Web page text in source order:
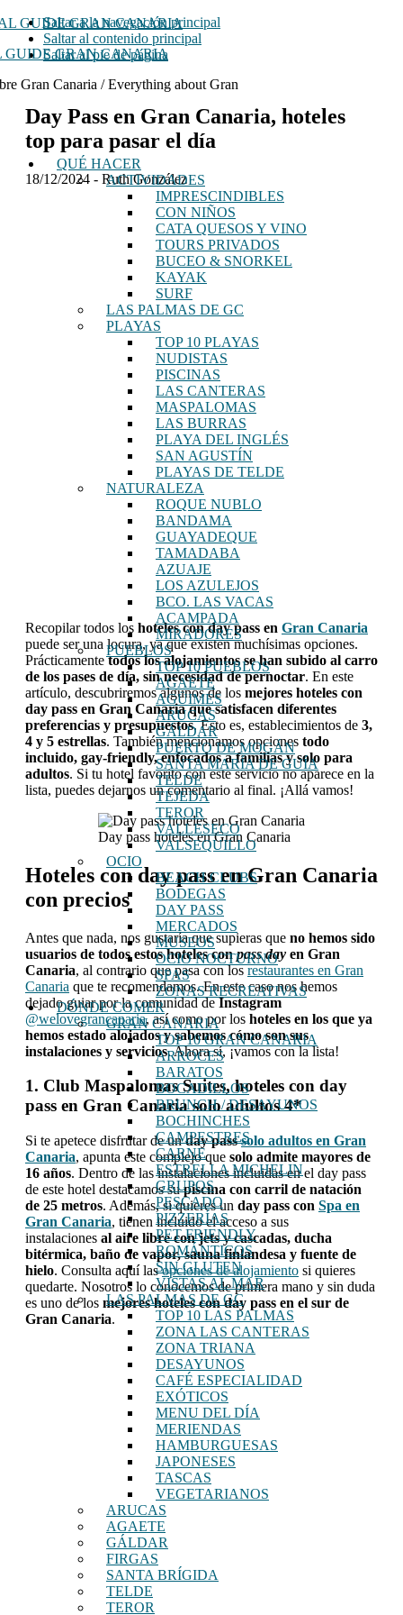
Saltar a la navegación principal
Saltar al contenido principal
Saltar al pie de página
GUIDE GRAN CANARIA
Gran Canaria / Everything about Gran
QUÉ HACER
ACTIVIDADES
IMPRESCINDIBLES
CON NIÑOS
CATA QUESOS Y VINO
TOURS PRIVADOS
BUCEO & SNORKEL
KAYAK
SURF
LAS PALMAS DE GC
PLAYAS
TOP 10 PLAYAS
NUDISTAS
PISCINAS
LAS CANTERAS
MASPALOMAS
LAS BURRAS
PLAYA DEL INGLÉS
SAN AGUSTÍN
PLAYAS DE TELDE
NATURALEZA
ROQUE NUBLO
BANDAMA
GUAYADEQUE
TAMADABA
AZUAJE
LOS AZULEJOS
BCO. LAS VACAS
ACAMPADA
MIRADORES
PUEBLOS
TOP 10 PUEBLOS
AGAETE
AGÜIMES
ARUCAS
GÁLDAR
PUERTO DE MOGÁN
SANTA MARÍA DE GUÍA
TELDE
TEJEDA
TEROR
VALLESECO
VALSEQUILLO
OCIO
BEACH CLUBS
BODEGAS
DAY PASS
MERCADOS
MUSEOS
OCIO NOCTURNO
SPAS
ZONAS RECREATIVAS
DÓNDE COMER
GRAN CANARIA
TOP 10 GRAN CANARIA
ARROCES
BARATOS
BOCADILLOS
BRUNCH / DESAYUNOS
BOCHINCHES
CAMPESTRES
CARNE
ESTRELLA MICHELIN
GRUPOS
PESCADO
PIZZERÍAS
PET FRIENDLY
ROMÁNTICOS
SIN GLUTEN
VISTAS AL MAR
LAS PALMAS DE GC
TOP 10 LAS PALMAS
ZONA LAS CANTERAS
ZONA TRIANA
DESAYUNOS
CAFÉ ESPECIALIDAD
EXÓTICOS
MENU DEL DÍA
MERIENDAS
HAMBURGUESAS
JAPONESES
TASCAS
VEGETARIANOS
ARUCAS
AGAETE
GÁLDAR
FIRGAS
SANTA BRÍGIDA
TELDE
TEROR
Day Pass en Gran Canaria, hoteles
top para pasar el día
18/12/2024 - Ruth González
Recopilar todos los hoteles con day pass en Gran Canaria
puede ser una locura, ya que existen muchísimas opciones.
Prácticamentetodos los alojamientos se han subido al carro
de los pases de día, sin necesidad de pernoctar. En este
artículo, descubriremos algunos de los mejores hoteles con
day pass en Gran Canaria que satisfacen diferentes
preferencias y presupuestos. Esto es, establecimientos de 3,
4 y 5 estrellas. También mencionamos opciones todo
incluido, gay-friendly, enfocados a familias y solo para
adultos. Si tu hotel favorito con este servicio no aparece en la
lista, puedes dejarnos un comentario al final. ¡Allá vamos!
Day pass hoteles en Gran Canaria
Hoteles con day pass en Gran Canaria
con precios
Antes que nada, nos gustaría que supieras que no hemos sido
usuarios de todos estos hoteles conpass day en Gran
Canaria, al contrario que pasa con losrestaurantes en Gran
Canaria que te recomendamos. En este caso nos hemos
dejado guiar por la comunidad deInstagram
@welovegrancanaria, así como por los hoteles en los que ya
hemos estado alojados y sabemos cómo son sus
instalaciones y servicios. Ahora sí, ¡vamos con la lista!
1. Club Maspalomas Suites, hoteles con day
pass en Gran Canaria solo adultos 4*
Si te apetece disfrutar de unday passsolo adultos en Gran
Canaria, apunta este complejo que solo admite mayores de
16 años. Dentro de las instalaciones incluidas en el day pass
de este hotel destacamos supiscina con carril de natación
de 25 metros. Además, si quieres un day pass con Spa en
Gran Canaria, tienen incluido el acceso a sus
instalaciones al aire libre con jets y cascadas, ducha
bitérmica, baño de vapor, sauna finlandesa y fuente de
hielo. Consulta aquí lasopciones de alojamiento si quieres
quedarte. Nosotros lo conocemos de primera mano y sin duda
es uno de los mejores hoteles con day pass en el sur de
Gran Canaria.